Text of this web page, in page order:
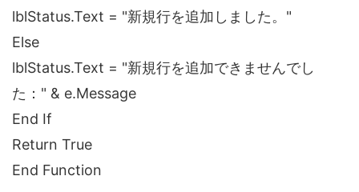
lblStatus.Text = "新規行を追加しました。"
Else
lblStatus.Text = "新規行を追加できませんでし
た：" & e.Message
End If
Return True
End Function